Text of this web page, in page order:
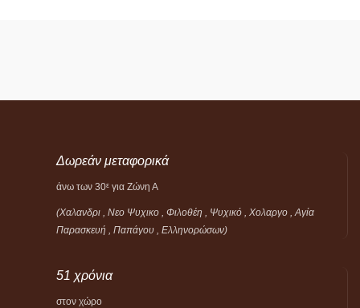
Δωρεάν μεταφορικά
άνω των 30ε για Ζώνη Α
(Χαλανδρι , Νεο Ψυχικο , Φιλοθέη , Ψυχικό ,
Χολαργο , Αγία
Παρασκευή , Παπάγου , Ελληνορώσων)
51 χρόνια
στον χώρο